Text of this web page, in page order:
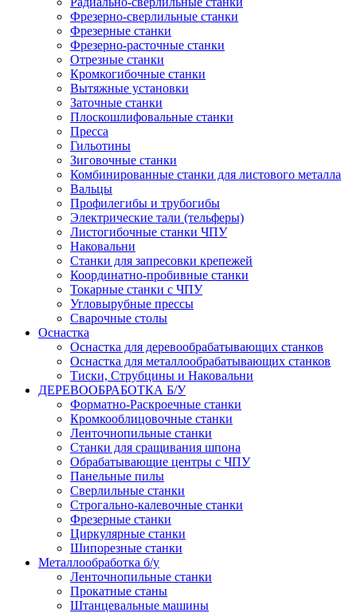
Фрезерно-сверлильные станки
Фрезерные станки
Фрезерно-расточные станки
Отрезные станки
Кромкогибочные станки
Вытяжные установки
Заточные станки
Плоскошлифовальные станки
Пресса
Гильотины
Зиговочные станки
Комбинированные станки для листового металла
Вальцы
Профилегибы и трубогибы
Электрические тали (тельферы)
Листогибочные станки ЧПУ
Наковальни
Станки для запресовки крепежей
Координатно-пробивные станки
Токарные станки с ЧПУ
Угловырубные прессы
Сварочные столы
Оснастка
Оснастка для деревообрабатывающих станков
Оснастка для металлообрабатывающих станков
Тиски, Струбцины и Наковальни
ДЕРЕВООБРАБОТКА Б/У
Форматно-Раскроечные станки
Кромкооблицовочные станки
Ленточнопильные станки
Станки для сращивания шпона
Обрабатывающие центры с ЧПУ
Панельные пилы
Сверлильные станки
Строгально-калевочные станки
Фрезерные станки
Циркулярные станки
Шипорезные станки
Металлообработка б/у
Ленточнопильные станки
Прокатные станы
Штанцевальные машины